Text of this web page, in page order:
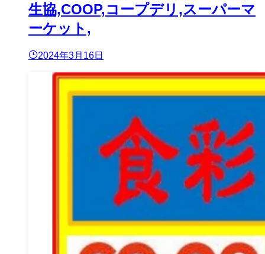
生協,COOP,コープデリ,スーパーマ
ーケット,
2024年3月16日